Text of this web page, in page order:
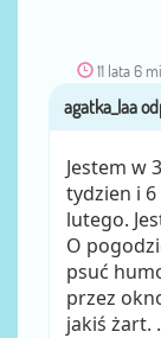
11 lata 6
Jestem w
tydzien i
lutego.
O
psuć
przez
jakiś żart.